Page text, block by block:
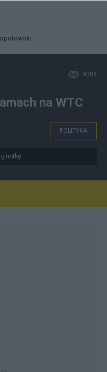
9008
na WTC
POLITYKA
notkę